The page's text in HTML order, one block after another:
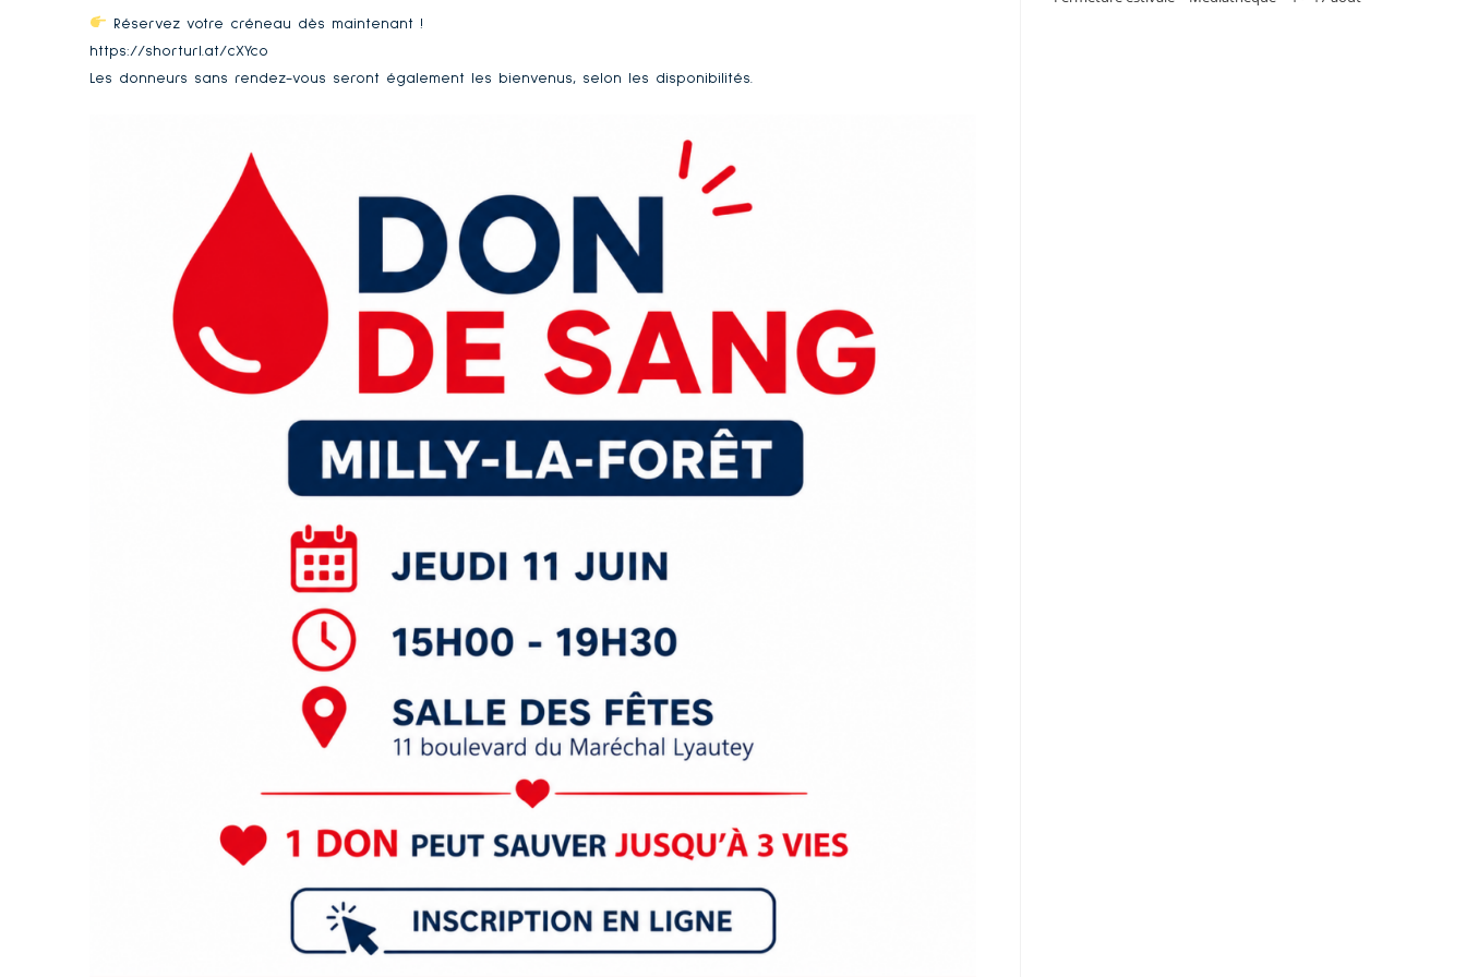
Réservez votre créneau dès maintenant !
https://shorturl.at/cXYco
Les donneurs sans rendez-vous seront également les bienvenus, selon les disponibilités.